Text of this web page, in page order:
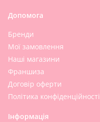
Допомога
Бренди
Мої замовлення
Наші магазини
Франшиза
Договір оферти
Політика конфіденційності
Інформація